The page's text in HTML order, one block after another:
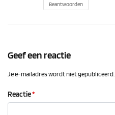
Beantwoorden
Geef een reactie
Je e-mailadres wordt niet gepubliceerd.
Reactie*